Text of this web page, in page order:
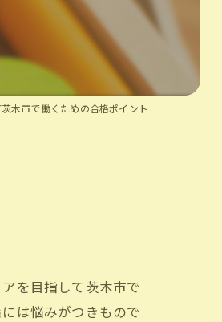
木市で働くための合格ポイント
を目指して茨木市で
は悩みがつきもので